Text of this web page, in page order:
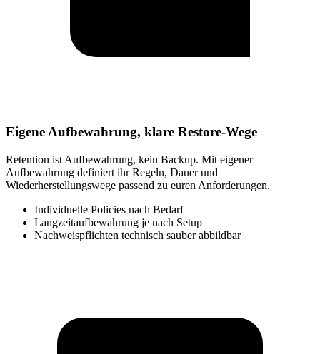
Eigene Aufbewahrung, klare Restore-Wege
Retention ist Aufbewahrung, kein Backup. Mit eigener
Aufbewahrung definiert ihr Regeln, Dauer und
Wiederherstellungswege passend zu euren Anforderungen.
Individuelle Policies nach Bedarf
Langzeitaufbewahrung je nach Setup
Nachweispflichten technisch sauber abbildbar